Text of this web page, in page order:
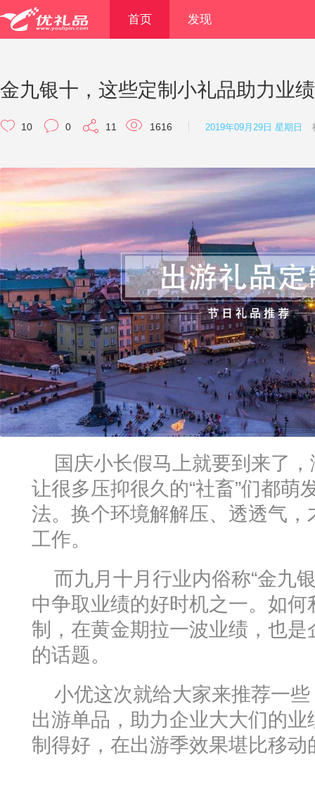
首页 发现
金九银十，这些定制小礼品助力业绩
10 0 11 1616 2019年09月29日 星期日
国庆小长假马上就要到来了
让很多压抑很久的“社畜”们都萌
法。换个环境解解压、透透气，
工作。
而九月十月行业内俗称“金九
中争取业绩的好时机之一。如何
制，在黄金期拉一波业绩，也是
的话题。
小优这次就给大家来推荐一
出游单品，助力企业大大们的业
制得好，在出游季效果堪比移动